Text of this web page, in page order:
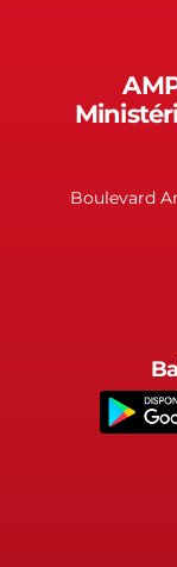
Boulevard